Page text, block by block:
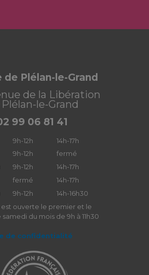
de Plélan-le-Grand
de la Libération
le-Grand
99 06 81 41
9h-12h
14h-17h
9h-12h
fermé
9h-12h
14h-17h
fermé
14h-17h
9h-12h
14h-16h30
est ouverte le premier et le
du mois de 9h à 11h30
de confidentialité